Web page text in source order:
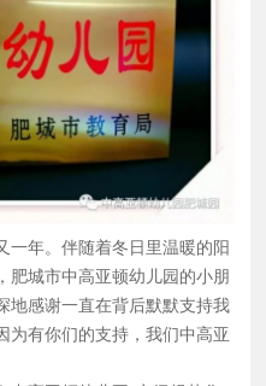
年。伴随着冬日里温暖的阳
肥城市中高亚顿幼儿园的小朋
地感谢一直在背后默默支持我
为有你们的支持，我们中高亚